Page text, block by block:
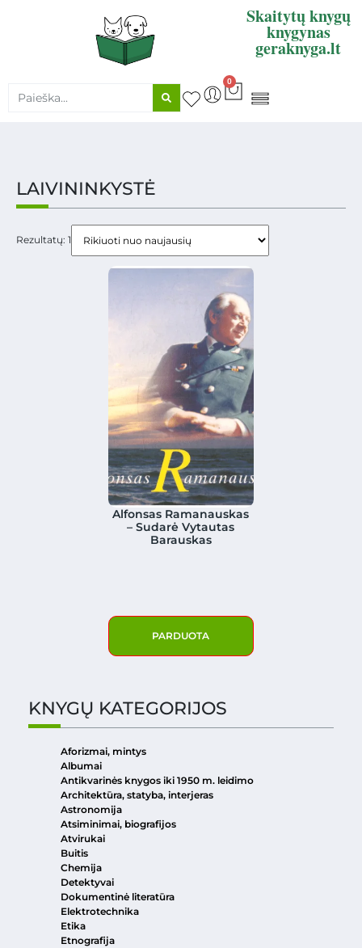
Skaitytų knygų
knygynas
geraknyga.lt
0
LAIVININKYSTĖ
Rezultatų: 1
Alfonsas Ramanauskas
– Sudarė Vytautas
Barauskas
PARDUOTA
KNYGŲ KATEGORIJOS
Aforizmai, mintys
Albumai
Antikvarinės knygos iki 1950 m. leidimo
Architektūra, statyba, interjeras
Astronomija
Atsiminimai, biografijos
Atvirukai
Buitis
Chemija
Detektyvai
Dokumentinė literatūra
Elektrotechnika
Etika
Etnografija